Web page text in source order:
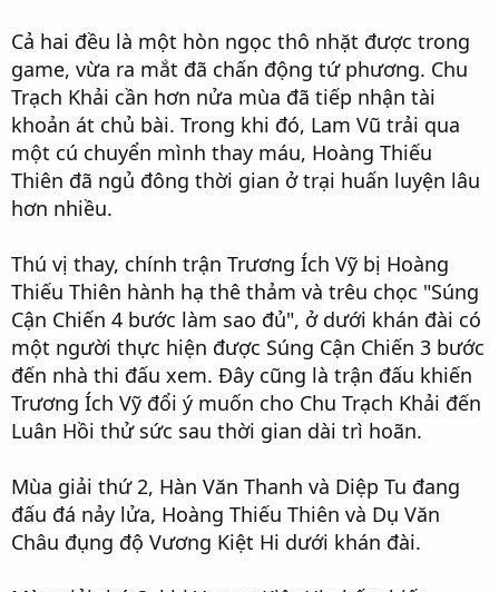
Cả hai đều là một hòn ngọc thô nhặt được trong
game, vừa ra mắt đã chấn động tứ phương. Chu
Trạch Khải cần hơn nửa mùa đã tiếp nhận tài
khoản át chủ bài. Trong khi đó, Lam Vũ trải qua
một cú chuyển mình thay máu, Hoàng Thiếu
Thiên đã ngủ đông thời gian ở trại huấn luyện lâu
hơn nhiều.
Thú vị thay, chính trận Trương Ích Vỹ bị Hoàng
Thiếu Thiên hành hạ thê thảm và trêu chọc "Súng
Cận Chiến 4 bước làm sao đủ", ở dưới khán đài có
một người thực hiện được Súng Cận Chiến 3 bước
đến nhà thi đấu xem. Đây cũng là trận đấu khiến
Trương Ích Vỹ đổi ý muốn cho Chu Trạch Khải đến
Luân Hồi thử sức sau thời gian dài trì hoãn.
Mùa giải thứ 2, Hàn Văn Thanh và Diệp Tu đang
đấu đá nảy lửa, Hoàng Thiếu Thiên và Dụ Văn
Châu đụng độ Vương Kiệt Hi dưới khán đài.